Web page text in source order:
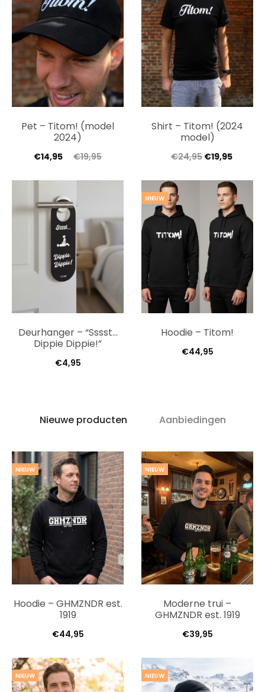
Pet – Titom! (model
2024)
€19,95
€14,95
Shirt – Titom! (2024
model)
€24,95 €19,95
Deurhanger – “Sssst…
Dippie Dippie!”
€4,95
NIEUW
Hoodie – Titom!
€44,95
Nieuwe producten Aanbiedingen
NIEUW
Hoodie – GHMZNDR est.
1919
€44,95
NIEUW
Moderne trui –
GHMZNDR est. 1919
€39,95
NIEUW NIEUW